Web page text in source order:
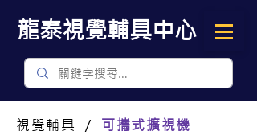
​龍泰視覺輔具中心
視覺輔具 ／ 可攜式擴視機